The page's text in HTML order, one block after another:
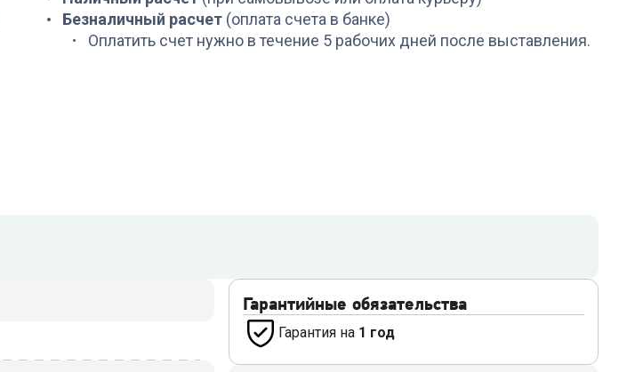
Безналичный расчет (оплата счета в банке)
Оплатить счет нужно в течение 5 рабочих дней после выставления.
Гарантийные обязательства
Гарантия на 1 год